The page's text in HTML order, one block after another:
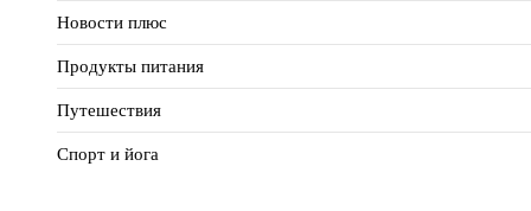
Новости плюс
Продукты питания
Путешествия
Спорт и йога